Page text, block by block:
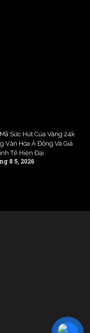
Sức Hút Của Vàng 24k
Văn Hóa Á Đông Và Giá
Tế Hiện Đại
8 5, 2026